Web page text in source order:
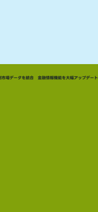
市場データを統合 金融情報機能を大幅アップデート